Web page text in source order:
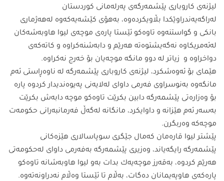
لیژنەی كاروباری پێشمەرگەی پەرلەمانی كوردستان
لەراگەیەندراوێكدا بڵاویكردەوە، بەهۆی كێشەیەكەوە لەهەژماری
بانكی و گواستنەوە تاوەكو ئێستا پارەی موچەی لیوا هاوبەشەكان
لەئەمریكاوە نەگەیشتوەتە هەرێم و دابەشنەكراوە و كاتەكەی
دواخراوە و زیاتر لە دوو مانگە موچەیان بۆ خەرج نەكراوە.
هێمای بۆ ئەوەشكرد، لیژنەی كاروباری پێشمەرگە لە ناوەڕاستی ئەم
مانگەوە بەنوسراوی فەرمی داوای لەلایەنی پەیوەندیدار كردوە پارە
بۆ وەزارەتی پێشمەرگە دابین بكرێت تاوەكو موچە دابەش بكرێت
بەسەر ئەم هێزانە و داوایكرد، مانگانە لەگەڵ فەرمانبەرانی حكومەت
موچەكە وەربگرن.
پێشتر لیوا قارەمان كەمال جێگری سوپاسالاری هێزەكانی
پێشمەرگە رایگەیاند، وەزیری پێشمەرگە بەفەرمی داوای لەحكومەتی
هەرێم كردوە، بەقەرز موچەیەك بدات بەو لیوا هاوبەشانە تاوەكو
پارەكەی هاوپەیمانان دەگات، بەڵام تا ئێستا وەڵام نەدراونەتەوە.